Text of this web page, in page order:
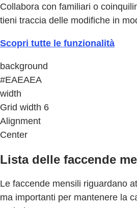
Collabora con familiari o
tieni traccia delle modifiche in
Scopri tutte le funzionalità
background
#EAEAEA
width
Grid width 6
Alignment
Center
Lista delle faccende
Le faccende mensili riguardano
ma importanti per mantenere la